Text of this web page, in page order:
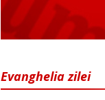
Evanghelia zilei